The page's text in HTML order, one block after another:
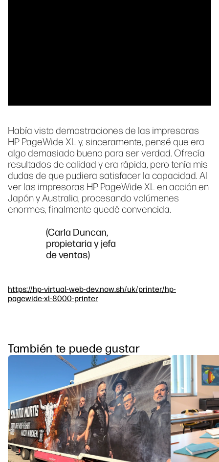
Había visto demostraciones de las impresoras
HP PageWide XL y, sinceramente, pensé que era
algo demasiado bueno para ser verdad. Ofrecía
resultados de calidad y era rápida, pero tenía mis
dudas de que pudiera satisfacer la capacidad. Al
ver las impresoras HP PageWide XL en acción en
Japón y Australia, procesando volúmenes
enormes, finalmente quedé convencida.
(Carla Duncan,
propietaria y jefa
de ventas)
https://hp-virtual-web-dev.now.sh/uk/printer/hp-
pagewide-xl-8000-printer
También te puede gustar